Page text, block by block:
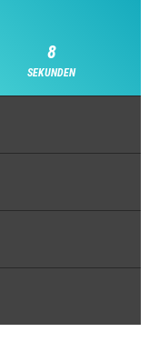
7
SEKUNDEN